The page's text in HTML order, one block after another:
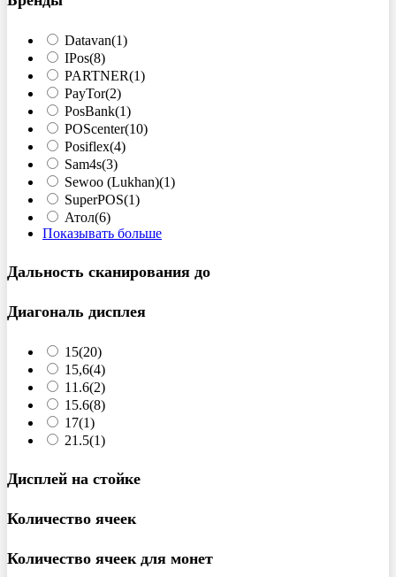
Datavan(1)
IPos(8)
PARTNER(1)
PayTor(2)
PosBank(1)
POScenter(10)
Posiflex(4)
Sam4s(3)
Sewoo (Lukhan)(1)
SuperPOS(1)
Атол(6)
Показывать больше
Дальность сканирования до
Диагональ дисплея
15(20)
15,6(4)
11.6(2)
15.6(8)
17(1)
21.5(1)
Дисплей на стойке
Количество ячеек
Количество ячеек для монет